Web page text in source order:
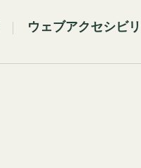
ウェブアクセシビ